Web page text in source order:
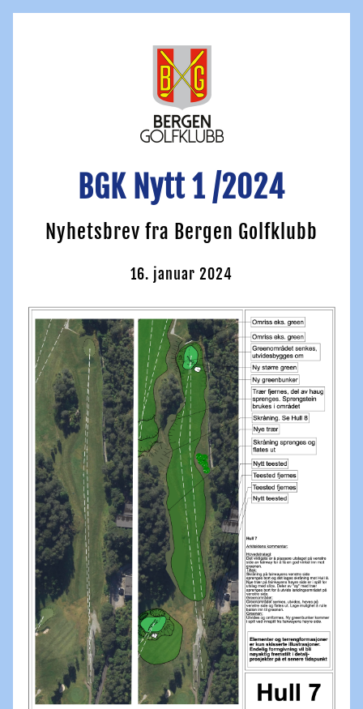
BGK Nytt 1 /2024
Nyhetsbrev fra Bergen Golfklubb
16. januar 2024